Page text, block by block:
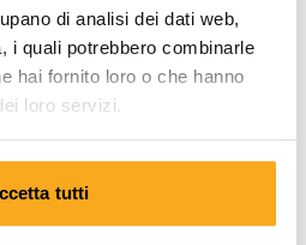
di analisi dei dati web,
i quali potrebbero combinarle
hai fornito loro o che hanno
loro servizi.
tutti
sulla privacy|Diritto di recesso